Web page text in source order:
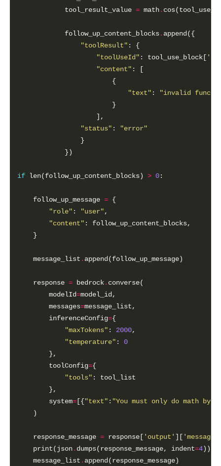
            tool_result_value
= math.
            follow_up_content_blocks
.
"toolResult"
"toolUseId" : tool_use_block[
"content"
"text" :
"invalid
"status" :
"error"
if len(follow_up_content_blocks) > 0
    follow_up_message
=
"role" : "user"
"content"
    message_list
.
    response
= bedrock.
        modelId
=
        messages
=
        inferenceConfig
=
"maxTokens" : 2000
"temperature" : 0
        toolConfig
=
"tools"
        system
= [{"text" : "You must only do math
    response_message
= response[ 'output' ][ 'message'
    print(json
. dumps(response_message, indent=4
    message_list
.